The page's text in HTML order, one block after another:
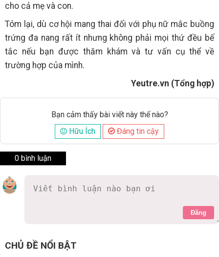
cho cả mẹ và con.
Tóm lại, dù cơ hội mang thai đối với phụ nữ mắc buồng
trứng đa nang rất ít nhưng không phải mọi thứ đều bế
tắc nếu bạn được thăm khám và tư vấn cụ thể về
trường hợp của mình.
Yeutre.vn (Tổng hợp)
Bạn cảm thấy bài viết này thế nào?
Hữu Ích
Đáng tin cậy
0 bình luận
Đăng
CHỦ ĐỀ NỔI BẬT